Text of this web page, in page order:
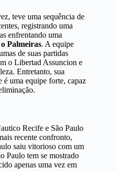
teve uma sequência de
registrando uma
enfrentando uma
Palmeiras. A equipe
de suas partidas
o Libertad Assuncion e
Entretanto, sua
é uma equipe forte, capaz
Recife e São Paulo
recente confronto,
saiu vitorioso com um
Paulo tem se mostrado
apenas uma vez em